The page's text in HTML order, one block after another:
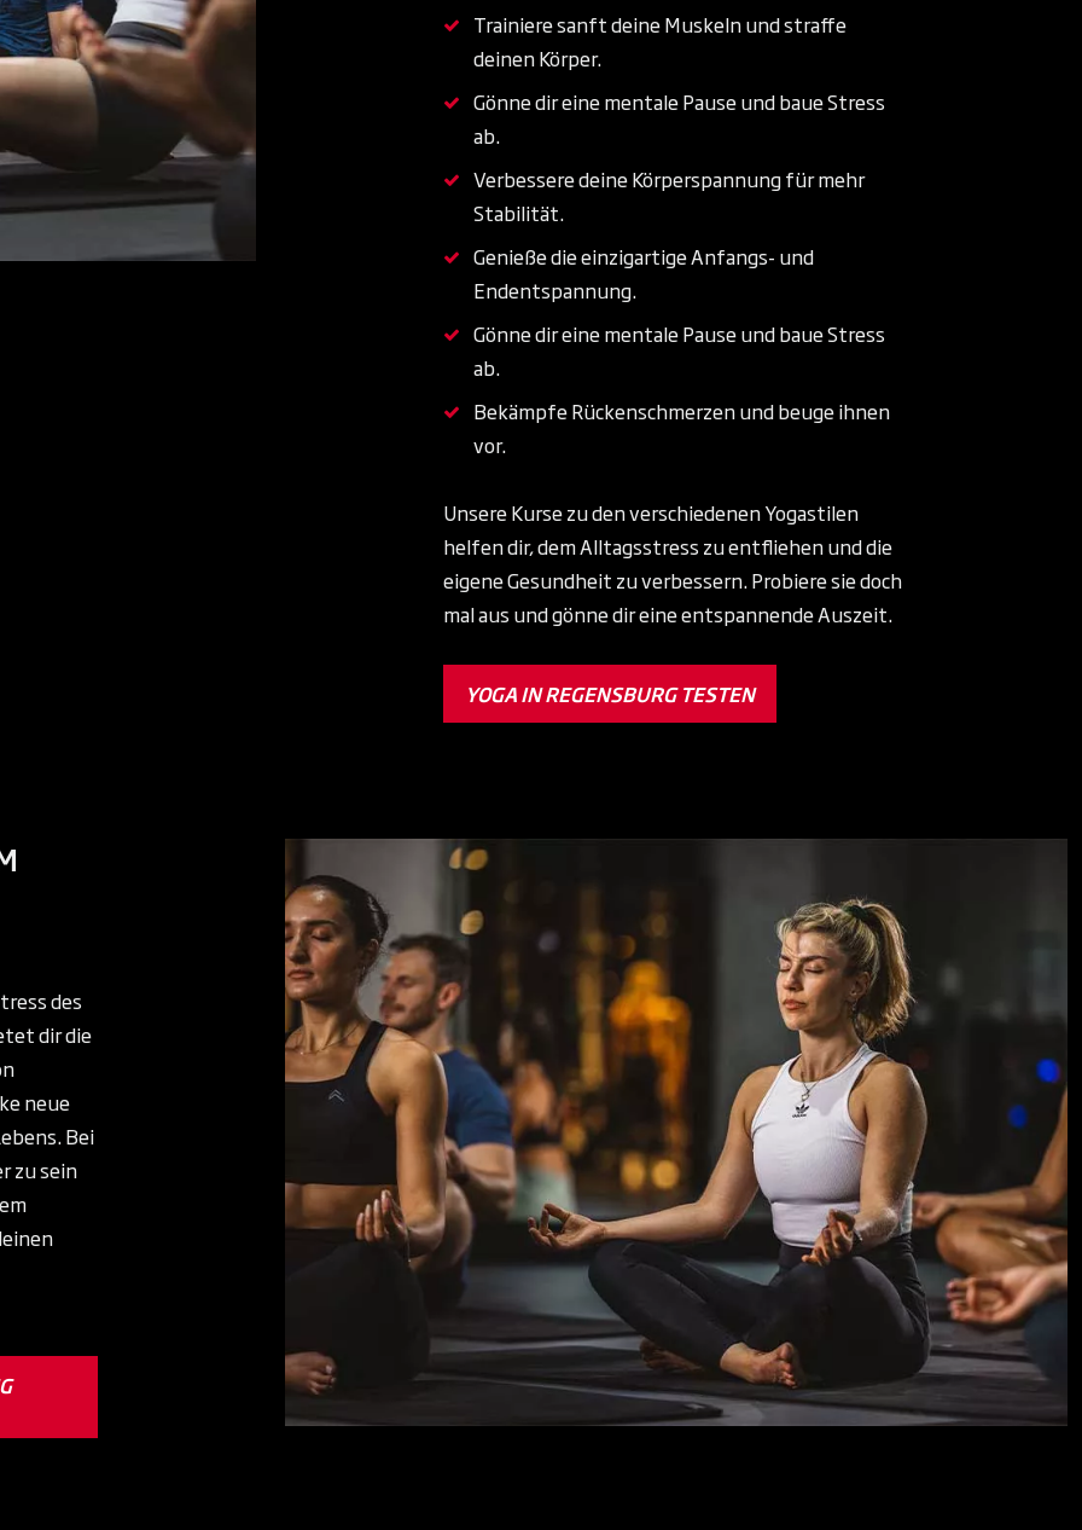
Trainiere sanft deine Muskeln und straffe
deinen Körper.
Gönne dir eine mentale Pause und baue Stress
ab.
Verbessere deine Körperspannung für mehr
Stabilität.
Genieße die einzigartige Anfangs- und
Endentspannung.
Gönne dir eine mentale Pause und baue Stress
ab.
Bekämpfe Rückenschmerzen und beuge ihnen
vor.
Unsere Kurse zu den verschiedenen Yogastilen
helfen dir, dem Alltagsstress zu entfliehen und die
eigene Gesundheit zu verbessern. Probiere sie doch
mal aus und gönne dir eine entspannende Auszeit.
YOGA IN REGENSBURG TESTEN
des
dir die
neue
Bei
zu sein